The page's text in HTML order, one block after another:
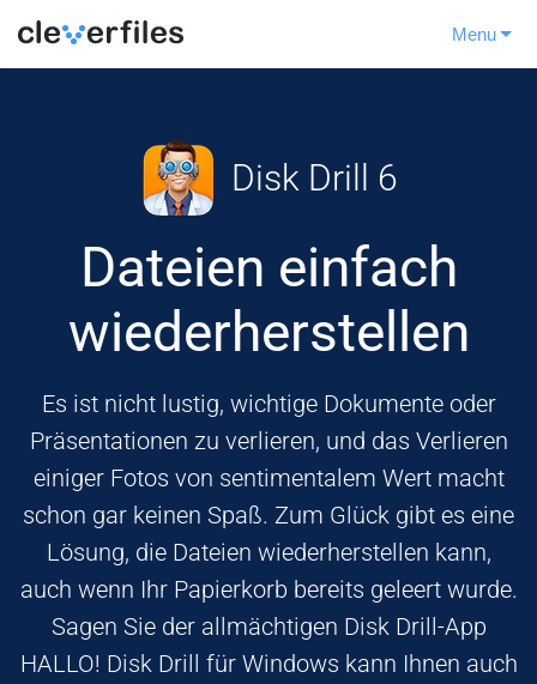
Menu
Disk Drill 6
Dateien einfach
wiederherstellen
Es ist nicht lustig, wichtige Dokumente oder
Präsentationen zu verlieren, und das Verlieren
einiger Fotos von sentimentalem Wert macht
schon gar keinen Spaß. Zum Glück gibt es eine
Lösung, die Dateien wiederherstellen kann,
auch wenn Ihr Papierkorb bereits geleert wurde.
Sagen Sie der allmächtigen Disk Drill-App
HALLO! Disk Drill für Windows kann Ihnen auch